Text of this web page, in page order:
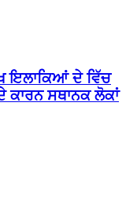
ਇਲਾਕਿਆਂ ਦੇ ਵਿੱਚ
ਕਾਰਨ ਸਥਾਨਕ ਲੋਕਾਂ